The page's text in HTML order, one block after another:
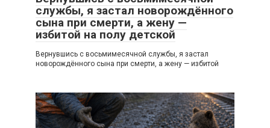
службы, я застал новорождённого
сына при смерти, а жену —
избитой на полу детской
Вернувшись с восьмимесячной службы, я застал
новорождённого сына при смерти, а жену — избитой